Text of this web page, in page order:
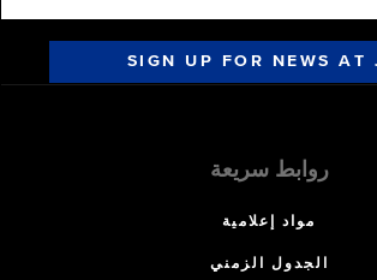
SIGN UP FOR NEWS AT
روابط سريعة
مواد إعلامية
الجدول الزمني